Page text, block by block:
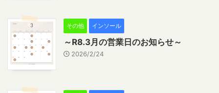
その他 インソール
～R8.3月の営業日のお知らせ～
2026/2/24